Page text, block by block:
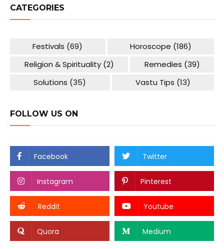
CATEGORIES
Festivals (69) Horoscope (186)
Religion & Spirituality(2) Remedies (39)
Solutions (35) Vastu Tips (13)
FOLLOW US ON
Facebook Twitter
Instagram Pinterest
Reddit Youtube
Quora Medium